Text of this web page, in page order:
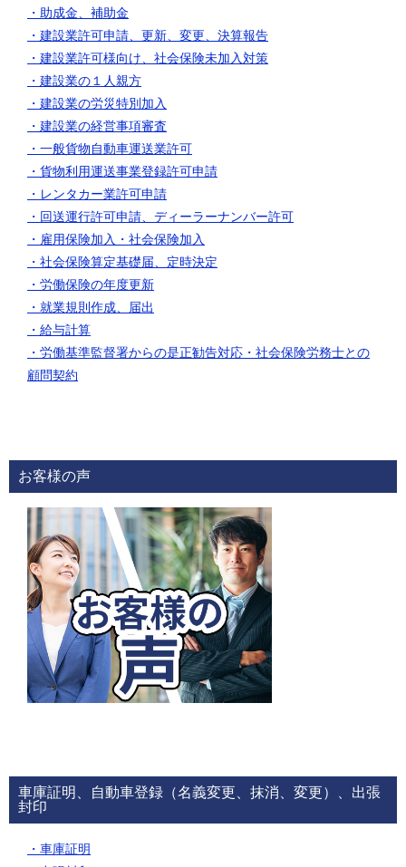
・助成金、補助金
・建設業許可申請、更新、変更、決算報告
・建設業許可様向け、社会保険未加入対策
・建設業の１人親方
・建設業の労災特別加入
・建設業の経営事項審査
・一般貨物自動車運送業許可
・貨物利用運送事業登録許可申請
・レンタカー業許可申請
・回送運行許可申請、ディーラーナンバー許可
・雇用保険加入 ・社会保険加入
・社会保険算定基礎届、定時決定
・労働保険の年度更新
・就業規則作成、届出
・給与計算
・労働基準監督署からの是正勧告対応 ・社会保険労務士との
顧問契約
お客様の声
車庫証明、自動車登録（名義変更、抹消、変更）、出張
封印
・車庫証明